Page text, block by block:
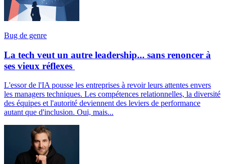
Bug de genre
La tech veut un autre leadership... sans renoncer à
ses vieux réflexes
L'essor de l'IA pousse les entreprises à revoir leurs attentes envers
les managers techniques. Les compétences relationnelles, la diversité
des équipes et l'autorité deviennent des leviers de performance
autant que d'inclusion. Oui, mais...